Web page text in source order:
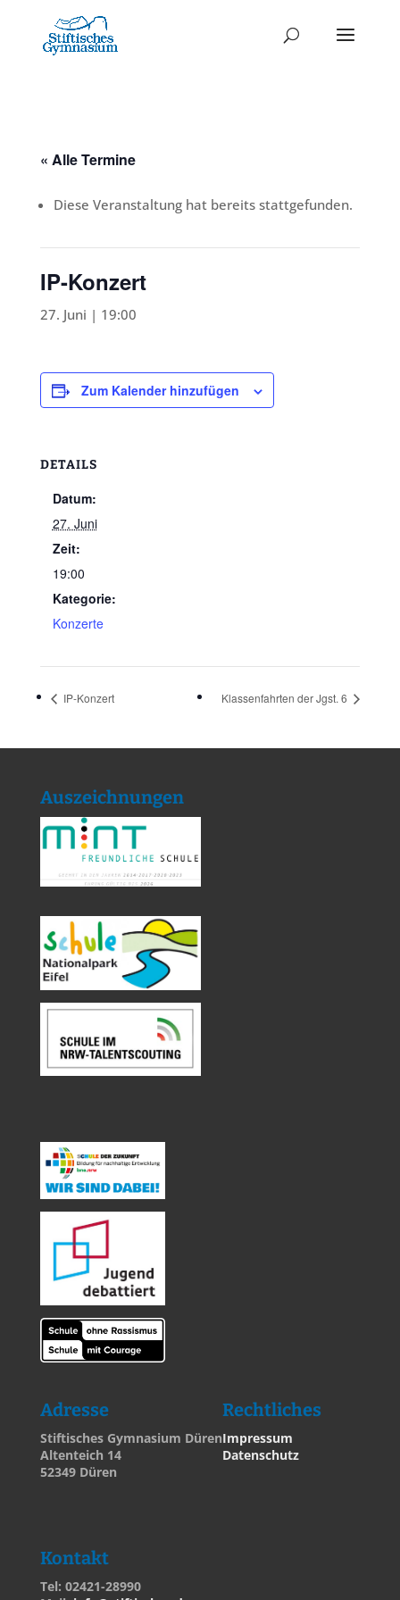
« Alle Termine
Diese Veranstaltung hat bereits stattgefunden.
IP-Konzert
27. Juni | 19:00
Zum Kalender hinzufügen
DETAILS
Datum:
27. Juni
Zeit:
19:00
Kategorie:
Konzerte
IP-Konzert Klassenfahrten der Jgst. 6
Auszeichnungen
Adresse
Stiftisches Gymnasium Düren
Altenteich 14
52349 Düren
Rechtliches
Impressum
Datenschutz
Kontakt
Tel: 02421-28990